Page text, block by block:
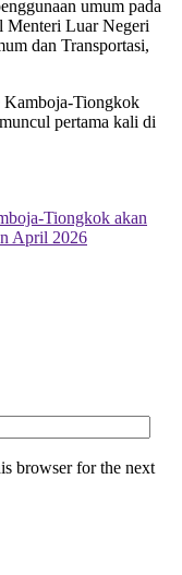
umum pada
Menteri Luar Negeri
dan Transportasi,
Kamboja-Tiongkok
pertama kali di
Tiongkok akan
April 2026
browser for the next